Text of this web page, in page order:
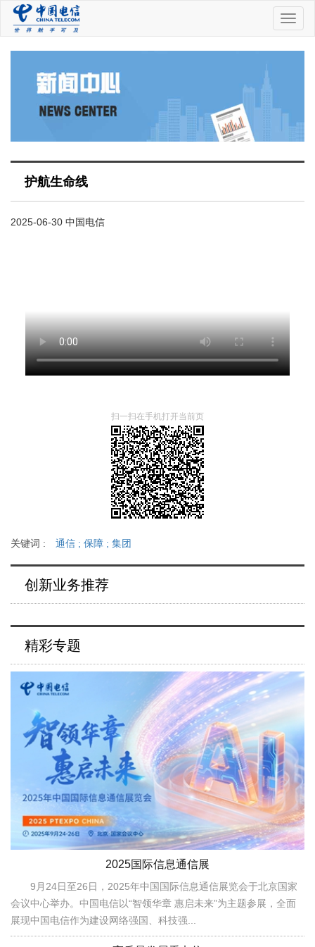
中
国
护航生命线
2025-06-30 中国电信
扫一扫在手机打开当前页
关键词 : 通信 ; 保障 ; 集团
创新业务推荐
精彩专题
2025国际信息通信展
9月24日至26日，2025年中国国际信息通信展览会于北京国家
会议中心举办。中国电信以“智领华章 惠启未来”为主题参展，全面
展现中国电信作为建设网络强国、科技强...